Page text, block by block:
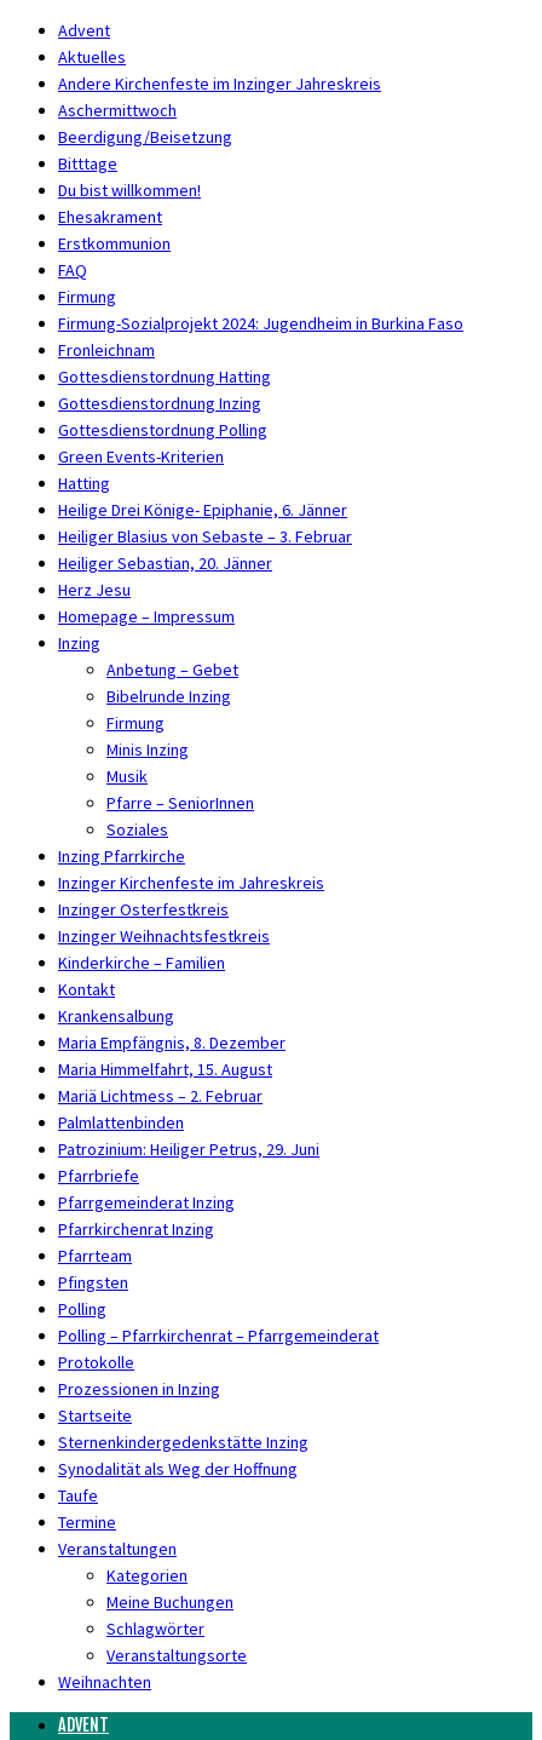
Advent
Aktuelles
Andere Kirchenfeste im Inzinger Jahreskreis
Aschermittwoch
Beerdigung/Beisetzung
Bitttage
Du bist willkommen!
Ehesakrament
Erstkommunion
FAQ
Firmung
Firmung-Sozialprojekt 2024: Jugendheim in Burkina Faso
Fronleichnam
Gottesdienstordnung Hatting
Gottesdienstordnung Inzing
Gottesdienstordnung Polling
Green Events-Kriterien
Hatting
Heilige Drei Könige- Epiphanie, 6. Jänner
Heiliger Blasius von Sebaste – 3. Februar
Heiliger Sebastian, 20. Jänner
Herz Jesu
Homepage – Impressum
Inzing
Anbetung – Gebet
Bibelrunde Inzing
Firmung
Minis Inzing
Musik
Pfarre – SeniorInnen
Soziales
Inzing Pfarrkirche
Inzinger Kirchenfeste im Jahreskreis
Inzinger Osterfestkreis
Inzinger Weihnachtsfestkreis
Kinderkirche – Familien
Kontakt
Krankensalbung
Maria Empfängnis, 8. Dezember
Maria Himmelfahrt, 15. August
Mariä Lichtmess – 2. Februar
Palmlattenbinden
Patrozinium: Heiliger Petrus, 29. Juni
Pfarrbriefe
Pfarrgemeinderat Inzing
Pfarrkirchenrat Inzing
Pfarrteam
Pfingsten
Polling
Polling – Pfarrkirchenrat – Pfarrgemeinderat
Protokolle
Prozessionen in Inzing
Startseite
Sternenkindergedenkstätte Inzing
Synodalität als Weg der Hoffnung
Taufe
Termine
Veranstaltungen
Kategorien
Meine Buchungen
Schlagwörter
Veranstaltungsorte
Weihnachten
ADVENT